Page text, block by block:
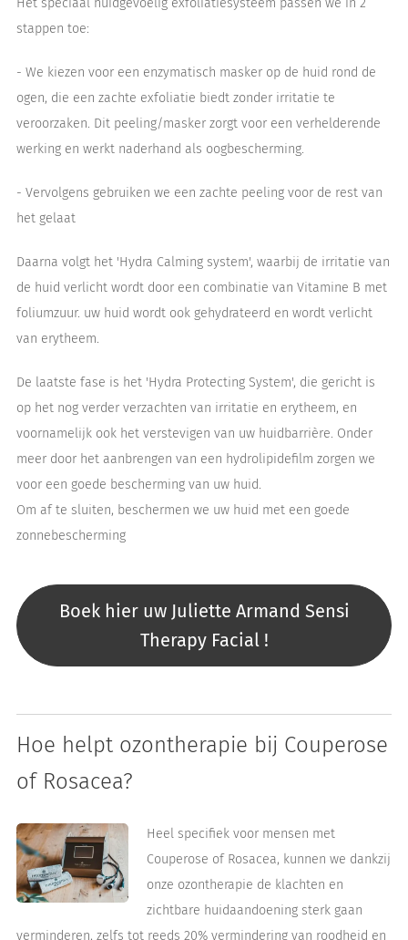
Het speciaal huidgevoelig exfoliatiesysteem passen we in 2
stappen toe:
- We kiezen voor een enzymatisch masker op de huid rond de
ogen, die een zachte exfoliatie biedt zonder irritatie te
veroorzaken. Dit peeling/masker zorgt voor een verhelderende
werking en werkt naderhand als oogbescherming.
- Vervolgens gebruiken we een zachte peeling voor de rest van
het gelaat
Daarna volgt het 'Hydra Calming system', waarbij de irritatie van
de huid verlicht wordt door een combinatie van Vitamine B met
foliumzuur. uw huid wordt ook gehydrateerd en wordt verlicht
van erytheem.
De laatste fase is het 'Hydra Protecting System', die gericht is
op het nog verder verzachten van irritatie en erytheem, en
voornamelijk ook het verstevigen van uw huidbarrière. Onder
meer door het aanbrengen van een hydrolipidefilm zorgen we
voor een goede bescherming van uw huid.
Om af te sluiten, beschermen we uw huid met een goede
zonnebescherming
Boek hier uw Juliette Armand Sensi
Therapy Facial !
Hoe helpt ozontherapie bij Couperose
of Rosacea?
Heel specifiek voor mensen met
Couperose of Rosacea, kunnen we dankzij
onze ozontherapie de klachten en
zichtbare huidaandoening sterk gaan
verminderen, zelfs tot reeds 20% vermindering van roodheid en